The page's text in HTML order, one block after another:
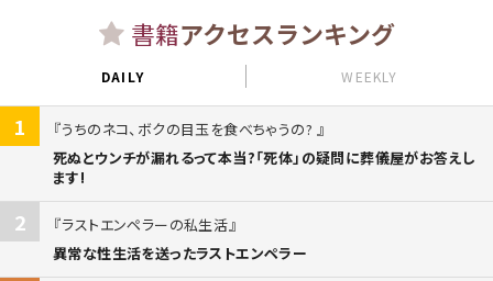
書籍アクセスランキング
DAILY WEEKLY
1
うちのネコ、ボクの目玉を食べちゃうの?
死ぬとウンチが漏れるって本当?「死体」の疑問に葬儀屋がお答えし
ます!
2
ラストエンペラーの私生活
異常な性生活を送ったラストエンペラー